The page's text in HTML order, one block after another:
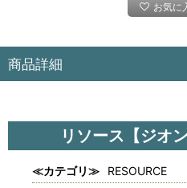
お気に
商品詳細
リソース【ジオ
≪カテゴリ≫
RESOURCE